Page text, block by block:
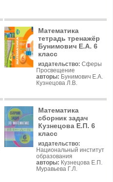
Математика
тетрадь тренажёр
Бунимович Е.А. 6
класс
издательство: Сферы
Просвещение
авторы: Бунимович Е.А.
Кузнецова Л.В.
Математика
сборник задач
Кузнецова Е.П. 6
класс
издательство:
Национальный институт
образования
авторы: Кузнецова Е.П.
Муравьева Г.Л.